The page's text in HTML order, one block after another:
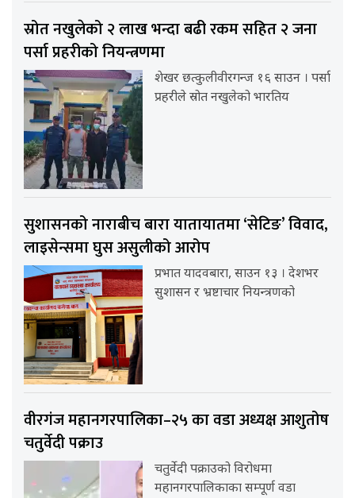
स्रोत नखुलेको २ लाख भन्दा बढी रकम सहित २ जना
पर्सा प्रहरीको नियन्त्रणमा
शेखर छत्कुलीवीरगन्ज १६ साउन । पर्सा
प्रहरीले स्रोत नखुलेको भारतिय
सुशासनको नाराबीच बारा यातायातमा ‘सेटिङ’ विवाद,
लाइसेन्समा घुस असुलीको आरोप
प्रभात यादवबारा, साउन १३ । देशभर
सुशासन र भ्रष्टाचार नियन्त्रणको
वीरगंज महानगरपालिका–२५ का वडा अध्यक्ष आशुतोष
चतुर्वेदी पक्राउ
चतुर्वेदी पक्राउको विरोधमा
महानगरपालिकाका सम्पूर्ण वडा